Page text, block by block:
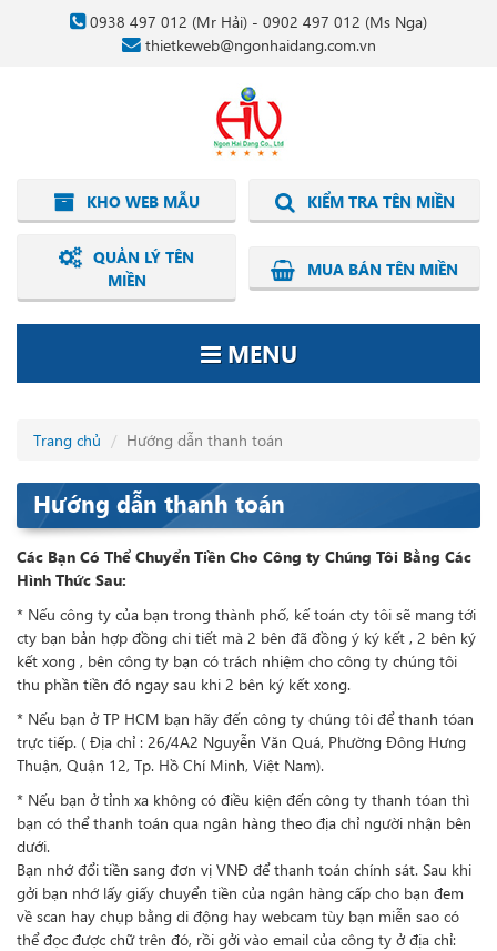
0938 497 012 (Mr Hải) - 0902 497 012 (Ms Nga)
thietkeweb@ngonhaidang.com.vn
KHO WEB MẪU KIỂM TRA TÊN MIỀN
QUẢN LÝ TÊN
MIỀN
MUA BÁN TÊN MIỀN
MENU
Trang chủ Hướng dẫn thanh toán
Hướng dẫn thanh toán
Các Bạn Có Thể Chuyển Tiền Cho Công ty Chúng Tôi Bằng Các
Hình Thức Sau:
* Nếu công ty của bạn trong thành phố, kế toán cty tôi sẽ mang tới
cty bạn bản hợp đồng chi tiết mà 2 bên đã đồng ý ký kết , 2 bên ký
kết xong , bên công ty bạn có trách nhiệm cho công ty chúng tôi
thu phần tiền đó ngay sau khi 2 bên ký kết xong.
* Nếu bạn ở TP HCM bạn hãy đến công ty chúng tôi để thanh tóan
trực tiếp. ( Địa chỉ : 26/4A2 Nguyễn Văn Quá, Phường Đông Hưng
Thuận, Quận 12, Tp. Hồ Chí Minh, Việt Nam).
* Nếu bạn ở tỉnh xa không có điều kiện đến công ty thanh tóan thì
bạn có thể thanh toán qua ngân hàng theo địa chỉ người nhận bên
dưới.
Bạn nhớ đổi tiền sang đơn vị VNĐ để thanh toán chính sát. Sau khi
gởi bạn nhớ lấy giấy chuyển tiền của ngân hàng cấp cho bạn đem
về scan hay chụp bằng di động hay webcam tùy bạn miễn sao có
thể đọc được chữ trên đó, rồi gởi vào email của công ty ở địa chỉ: